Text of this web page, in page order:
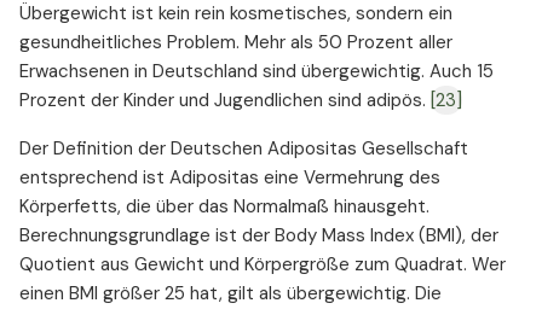
Übergewicht ist kein rein kosmetisches, sondern ein
gesundheitliches Problem. Mehr als 50 Prozent aller
Erwachsenen in Deutschland sind übergewichtig. Auch 15
Prozent der Kinder und Jugendlichen sind adipös. [23]
Der Definition der Deutschen Adipositas Gesellschaft
entsprechend ist Adipositas eine Vermehrung des
Körperfetts, die über das Normalmaß hinausgeht.
Berechnungsgrundlage ist der Body Mass Index (BMI), der
Quotient aus Gewicht und Körpergröße zum Quadrat. Wer
einen BMI größer 25 hat, gilt als übergewichtig. Die